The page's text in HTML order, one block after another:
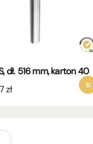
dł. 516 mm, karton 40
zł